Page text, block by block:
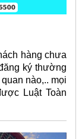
hàng chưa
ký thường
nào,.. mọi
Luật Toàn